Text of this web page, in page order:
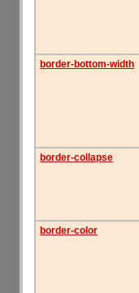
border-bottom-width
border-collapse
border-color